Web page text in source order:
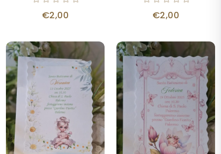
€2,00 €2,00